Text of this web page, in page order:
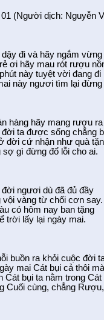
01 (Người dịch: Nguyễn
đi và hãy ngắm vừng
ơi hãy mau rót rượu
này tuyệt vời đang đi
này ngươi tìm lại đừng
hàng hãy mang rượu
ta được sống chẳng
đời cứ nhận như quà
gì đừng đổ lỗi cho ai.
đời ngươi dù đã đủ đầy
vàng từ chối cơn say.
có hôm nay ban tặng
trời lấy lại ngày mai.
buồn ra khỏi cuộc đời
mai Cát bụi cả thôi mà
Cát bụi ta nằm trong Cát
Cuối cùng, chẳng